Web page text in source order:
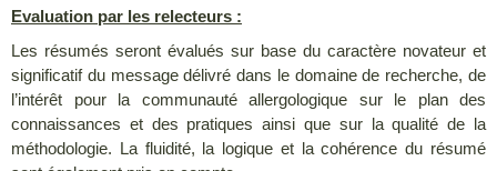
Evaluation par les relecteurs :
Les résumés seront évalués sur base du caractère novateur et
significatif du message délivré dans le domaine de recherche, de
l’intérêt pour la communauté allergologique sur le plan des
connaissances et des pratiques ainsi que sur la qualité de la
méthodologie. La fluidité, la logique et la cohérence du résumé